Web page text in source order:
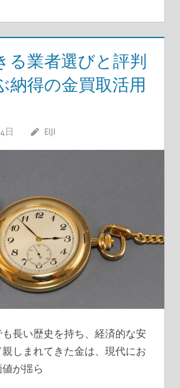
る業者選びと評判
納得の金買取活用
日 EIJI
長い歴史を持ち、経済的な安
しまれてきた金は、現代にお
が揺ら